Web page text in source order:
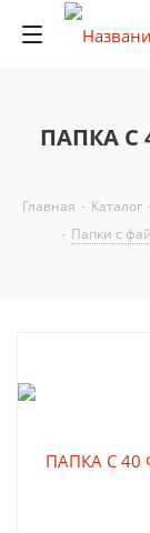
ПАПКА С
Главная - Каталог -
- Папки с